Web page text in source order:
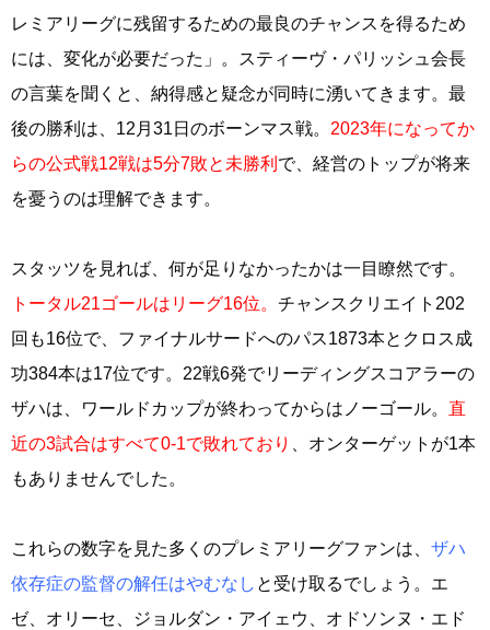
レミアリーグに残留するための最良のチャンスを得るため
には、変化が必要だった」。スティーヴ・パリッシュ会長
の言葉を聞くと、納得感と疑念が同時に湧いてきます。最
後の勝利は、12月31日のボーンマス戦。 2023年になってか
らの公式戦12戦は5分7敗と未勝利 で、経営のトップが将来
を憂うのは理解できます。
スタッツを見れば、何が足りなかったかは一目瞭然です。
トータル21ゴールはリーグ16位。 チャンスクリエイト202
回も16位で、ファイナルサードへのパス1873本とクロス成
功384本は17位です。22戦6発でリーディングスコアラーの
ザハは、ワールドカップが終わってからはノーゴール。 直
近の3試合はすべて0-1で敗れており
、オンターゲットが1本
もありませんでした。
これらの数字を見た多くのプレミアリーグファンは、 ザハ
依存症の監督の解任はやむなし と受け取るでしょう。エ
ゼ、オリーセ、ジョルダン・アイェウ、オドソンヌ・エド